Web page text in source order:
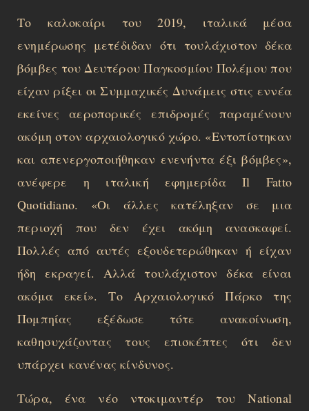
Το καλοκαίρι του 2019, ιταλικά μέσα
ενημέρωσης μετέδιδαν ότι τουλάχιστον δέκα
βόμβες του Δευτέρου Παγκοσμίου Πολέμου που
είχαν ρίξει οι Συμμαχικές Δυνάμεις στις εννέα
εκείνες αεροπορικές επιδρομές παραμένουν
ακόμη στον αρχαιολογικό χώρο. «Εντοπίστηκαν
και απενεργοποιήθηκαν ενενήντα έξι βόμβες»,
ανέφερε η ιταλική εφημερίδα Il Fatto
Quotidiano. «Οι άλλες κατέληξαν σε μια
περιοχή που δεν έχει ακόμη ανασκαφεί.
Πολλές από αυτές εξουδετερώθηκαν ή είχαν
ήδη εκραγεί. Αλλά τουλάχιστον δέκα είναι
ακόμα εκεί». Το Αρχαιολογικό Πάρκο της
Πομπηίας εξέδωσε τότε ανακοίνωση,
καθησυχάζοντας τους επισκέπτες ότι δεν
υπάρχει κανένας κίνδυνος.
Τώρα, ένα νέο ντοκιμαντέρ του National